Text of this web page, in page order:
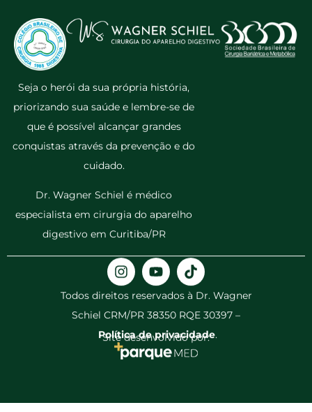
Seja o herói da sua própria história,
priorizando sua saúde e lembre-se de
que é possível alcançar grandes
conquistas através da prevenção e do
cuidado.
Dr. Wagner Schiel é médico
especialista em cirurgia do aparelho
digestivo em Curitiba/PR
Todos direitos reservados à Dr. Wagner
Schiel CRM/PR 38350 RQE 30397 –
Política de privacidade.
Site desenvolvido por: